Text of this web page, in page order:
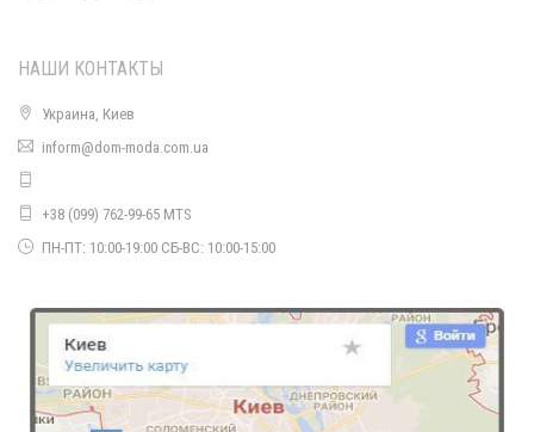
Модная женская кофта с украшением на шее
НАШИ КОНТАКТЫ
Украина, Киев
inform@dom-moda.com.ua
+38 (099) 762-99-65 MTS
ПН-ПТ: 10:00-19:00 СБ-ВС: 10:00-15:00